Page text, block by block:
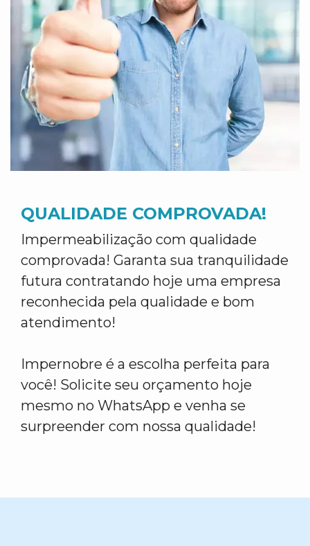
QUALIDADE COMPROVADA!
Impermeabilização com qualidade
comprovada! Garanta sua tranquilidade
futura contratando hoje uma empresa
reconhecida pela qualidade e bom
atendimento!
Impernobre é a escolha perfeita para
você! Solicite seu orçamento hoje
mesmo no WhatsApp e venha se
surpreender com nossa qualidade!